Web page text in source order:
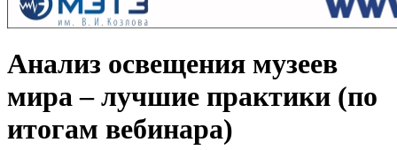
Анализ освещения музеев
мира – лучшие практики (по
итогам вебинара)